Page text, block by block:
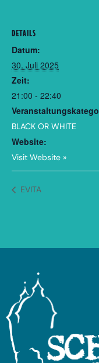
DETAILS
Datum:
30. Juli 2025
Zeit:
21:00 - 22:40
BLACK OR WHITE
Website:
Visit Website »
EVITA